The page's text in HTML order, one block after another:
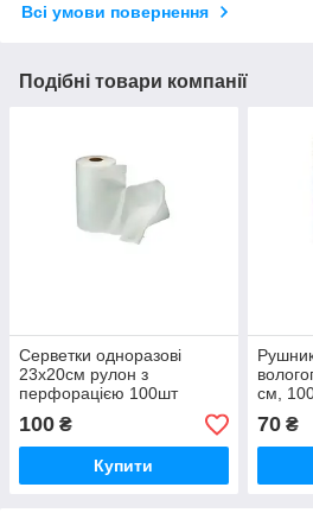
Всі умови повернення
Подібні товари компанії
Серветки одноразові
23х20см рулон з
перфорацією 100шт
100 ₴
Купити
см,
70₴